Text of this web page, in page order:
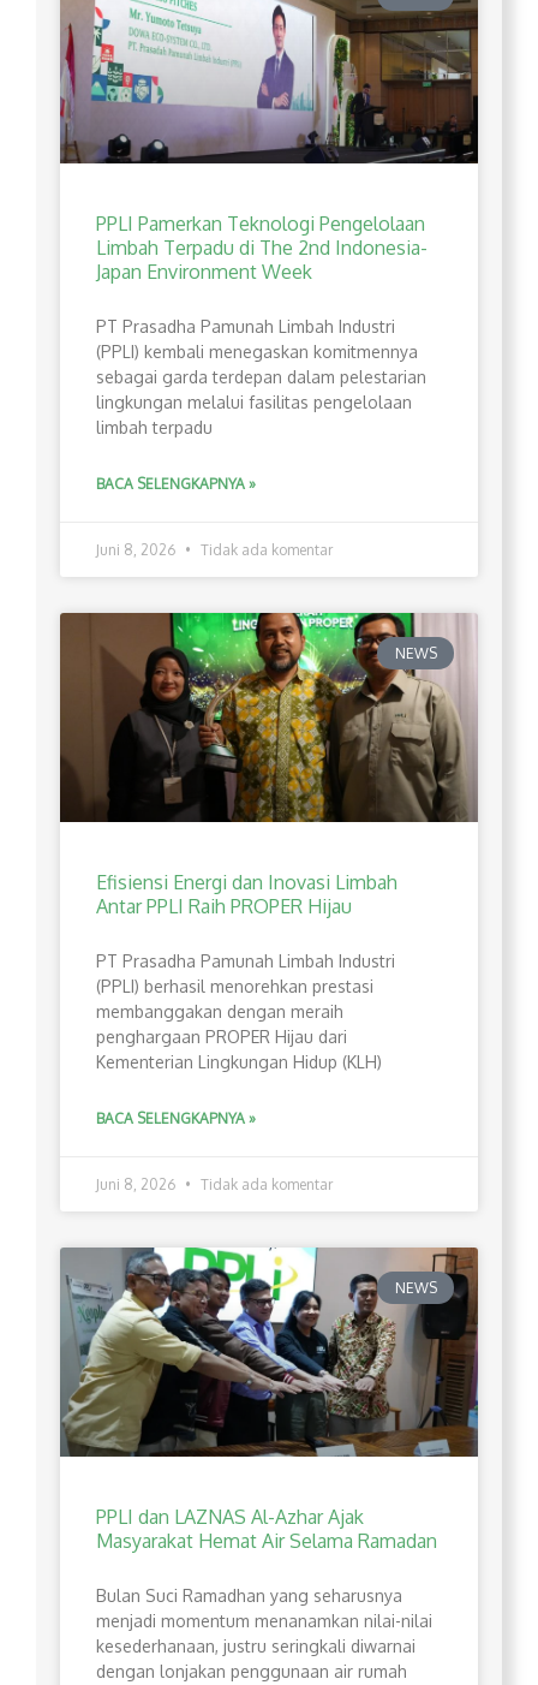
PPLI Pamerkan Teknologi Pengelolaan
Limbah Terpadu di The 2nd Indonesia-
Japan Environment Week
PT Prasadha Pamunah Limbah Industri
(PPLI) kembali menegaskan komitmennya
sebagai garda terdepan dalam pelestarian
lingkungan melalui fasilitas pengelolaan
limbah terpadu
BACA SELENGKAPNYA »
Juni 8, 2026 Tidak ada komentar
NEWS
Efisiensi Energi dan Inovasi Limbah
Antar PPLI Raih PROPER Hijau
PT Prasadha Pamunah Limbah Industri
(PPLI) berhasil menorehkan prestasi
membanggakan dengan meraih
penghargaan PROPER Hijau dari
Kementerian Lingkungan Hidup (KLH)
BACA SELENGKAPNYA »
Juni 8, 2026 Tidak ada komentar
NEWS
PPLI dan LAZNAS Al-Azhar Ajak
Masyarakat Hemat Air Selama Ramadan
Bulan Suci Ramadhan yang seharusnya
menjadi momentum menanamkan nilai-nilai
kesederhanaan, justru seringkali diwarnai
dengan lonjakan penggunaan air rumah